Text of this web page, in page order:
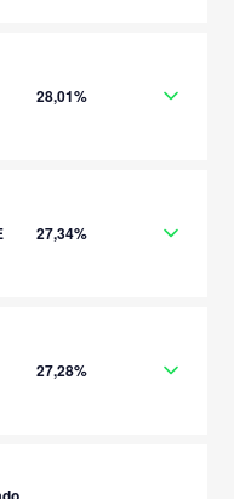
28,01%
27,34%
27,28%